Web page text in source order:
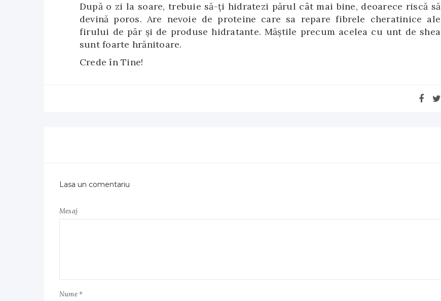
După o zi la soare, trebuie să-ți hidratezi părul cât mai bine, deoarece riscă să
devină poros. Are nevoie de proteine care sa repare fibrele cheratinice ale
firului de păr şi de produse hidratante. Măștile precum acelea cu unt de shea
sunt foarte hrănitoare.
Crede în Tine!
Lasa un comentariu
Mesaj
Nume *